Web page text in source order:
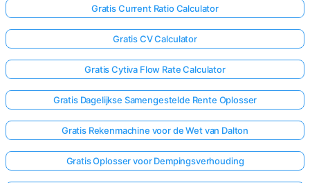
Gratis Current Ratio Calculator
Gratis CV Calculator
Gratis Cytiva Flow Rate Calculator
Gratis Dagelijkse Samengestelde Rente Oplosser
Gratis Rekenmachine voor de Wet van Dalton
Gratis Oplosser voor Dempingsverhouding